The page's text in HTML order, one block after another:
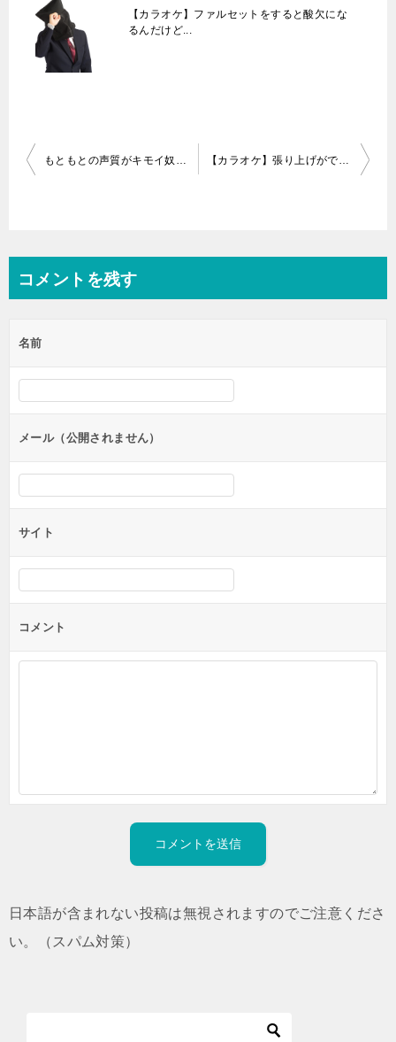
【カラオケ】ファルセットをすると酸欠にな
るんだけど...
投
ゲ
ー
ン
もともとの声質がキモイ奴ってさあ・・・ 【カラオケ】張り上げができないんだが・・・
コメントを残す
名前
メール（公開されません）
サイト
コメント
日本語が含まれない投稿は無視されますのでご注意くださ
い。（スパム対策）